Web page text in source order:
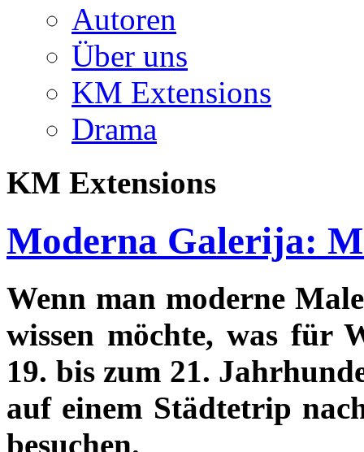
Autoren
Über uns
KM Extensions
Drama
KM Extensions
Moderna Galerija:
Wenn man moderne
wissen möchte, was für
19. bis zum 21.
auf einem Städtetrip
besuchen.